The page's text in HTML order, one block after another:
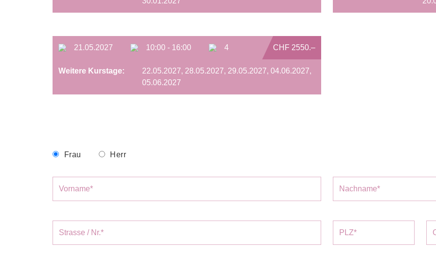
21.05.2027 10:00 - 16:00 4 CHF 2550.–
Weitere Kurstage:
22.05.2027, 28.05.2027, 29.05.2027, 04.06.2027,
05.06.2027
Frau Herr